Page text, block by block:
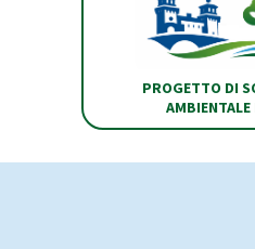
PROGETTO DI
AMBIENTALE